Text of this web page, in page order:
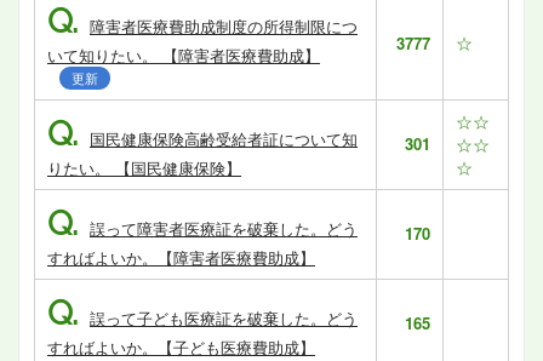
Q. 障害者医療費助成制度の所得制限につ
いて知りたい。 【障害者医療費助成】
更新
3777 ☆
Q. 国民健康保険高齢受給者証について知
りたい。 【国民健康保険】
301
☆☆
☆☆
☆
Q. 誤って障害者医療証を破棄した。どう
すればよいか。【障害者医療費助成】
170
Q. 誤って子ども医療証を破棄した。どう
すればよいか。【子ども医療費助成】
165